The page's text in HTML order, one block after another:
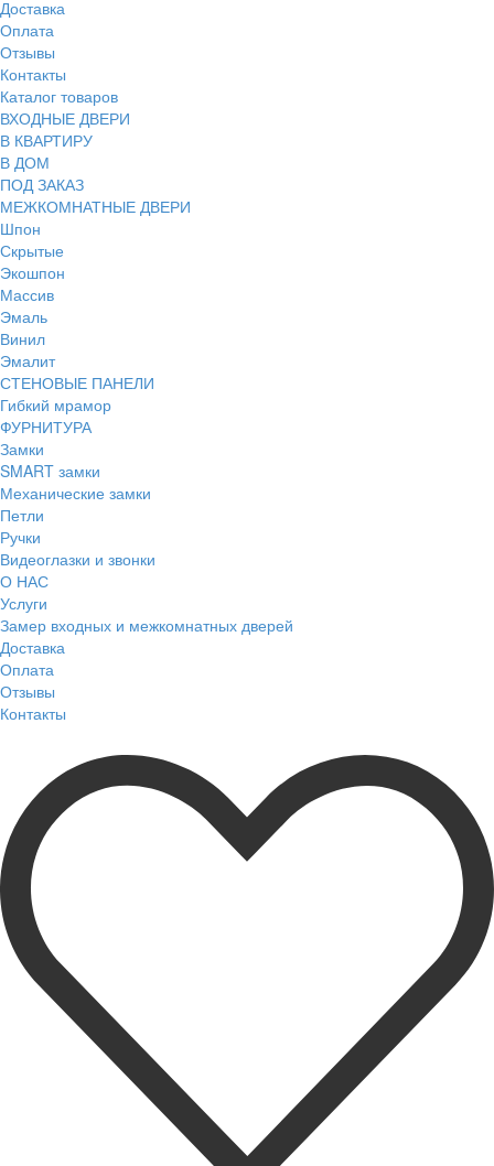
Доставка
Оплата
Отзывы
Контакты
Каталог товаров
ВХОДНЫЕ ДВЕРИ
В КВАРТИРУ
В ДОМ
ПОД ЗАКАЗ
МЕЖКОМНАТНЫЕ ДВЕРИ
Шпон
Скрытые
Экошпон
Массив
Эмаль
Винил
Эмалит
СТЕНОВЫЕ ПАНЕЛИ
Гибкий мрамор
ФУРНИТУРА
Замки
SMART замки
Механические замки
Петли
Ручки
Видеоглазки и звонки
О НАС
Услуги
Замер входных и межкомнатных дверей
Доставка
Оплата
Отзывы
Контакты